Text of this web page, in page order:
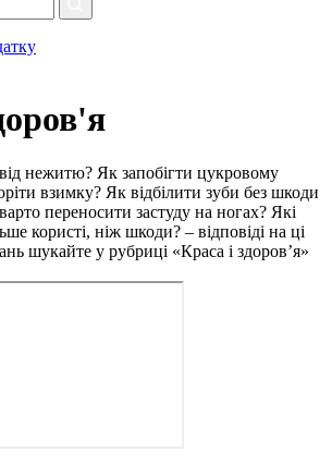
нежитю? Як запобігти цукровому
взимку? Як відбілити зуби без шкоди
переносити застуду на ногах? Які
користі, ніж шкоди? – відповіді на ці
шукайте у рубриці «Краса і здоров’я»